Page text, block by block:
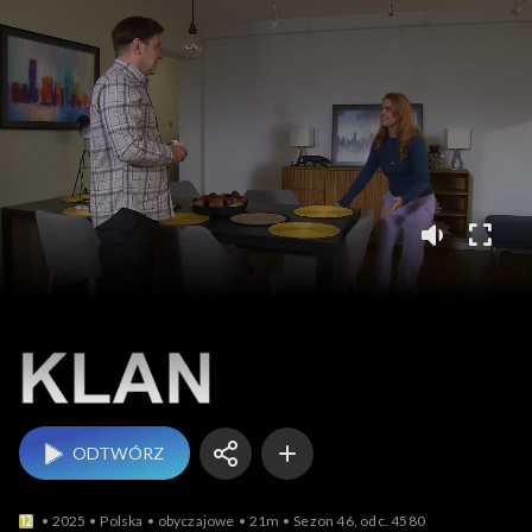
ODTWÓRZ
2025 Polska obyczajowe 21m Sezon 46, odc. 4580